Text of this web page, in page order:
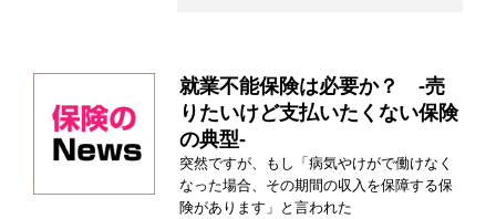
就業不能保険は必要か？ -売
りたいけど支払いたくない保険
の典型-
突然ですが、もし「病気やけがで働けなく
なった場合、その期間の収入を保障する保
険があります」と言われた